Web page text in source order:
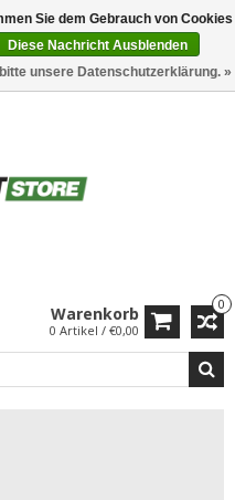
0
Warenkorb
0 Artikel / €0,00
Sie dem Gebrauch von Cookies
Diese Nachricht Ausblenden
unsere Datenschutzerklärung. »